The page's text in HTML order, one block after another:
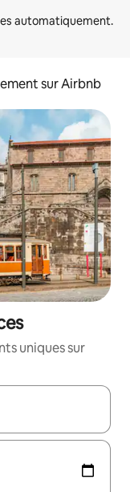
sur Airbnb
uniques sur
les flèches vers le